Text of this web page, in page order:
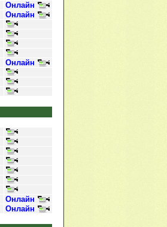
Онлайн
Онлайн
Онлайн
Онлайн
Онлайн